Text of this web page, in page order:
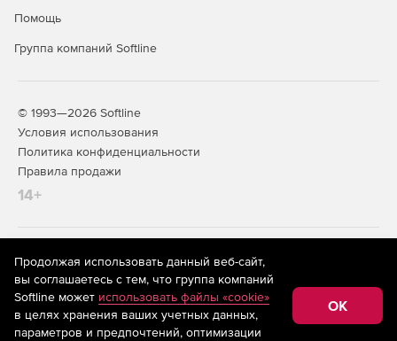
Помощь
Группа компаний Softline
© 1993—2026 Softline
Условия использования
Политика конфиденциальности
Правила продажи
14+
На информационном ресурсе store.softline.ru применяются
рекомендательные технологии
(информационные технологии
предоставления информации на основе сбора,
систематизации и анализа сведений, относящихся к
предпочтениям пользователей сети «Интернет»,
находящихся на территории Российской Федерации)
Продолжая использовать данный веб-сайт,
вы соглашаетесь с тем, что группа компаний
Softline может использовать файлы «cookie»
в целях хранения ваших учетных данных,
параметров и предпочтений, оптимизации
OK